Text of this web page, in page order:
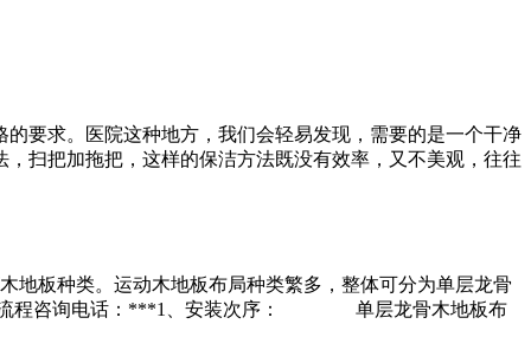
要求。医院这种地方，我们会轻易发现，需要的是一个干净
扫把加拖把，这样的保洁方法既没有效率，又不美观，往往
板种类。运动木地板布局种类繁多，整体可分为单层龙骨
装流程咨询电话：***1、安装次序： 单层龙骨木地板布